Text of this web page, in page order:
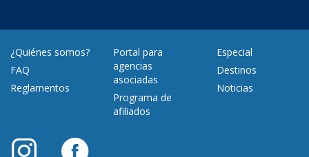
¿Quiénes somos?
FAQ
Reglamentos
Portal para
agencias
asociadas
Programa de
afiliados
Especial
Destinos
Noticias